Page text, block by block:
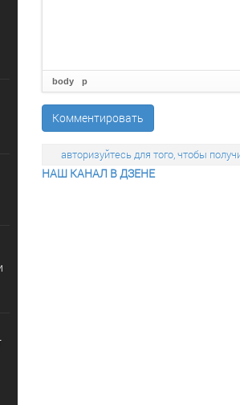
body p
Комментировать
авторизуйтесь для того, чтобы
НАШ КАНАЛ В ДЗЕНЕ